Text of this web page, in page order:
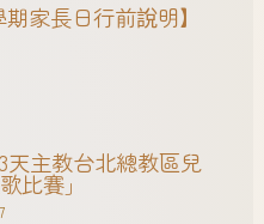
家長日行前說明】
天主教台北總教區兒
比賽」